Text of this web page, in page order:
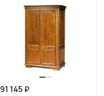
91 145 ₽